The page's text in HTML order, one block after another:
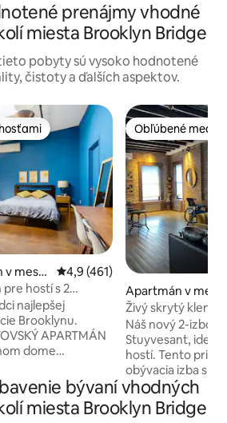
prenájmy vhodné
miesta Brooklyn Bridge
pobyty sú vysoko hodnotené
čistoty a ďalších aspektov.
hosťami
v meste
Priemerné ohodnotenie 4,9 z
4,9 (461)
hostí s 2
moste
najlepšej
Brooklynu.
APARTMÁN
dome
súkromná
pre vaše
zastávka metrom
Obľúbené medzi
Obľúbené medzi
Apartmán v
Živý skrytý klenot
Náš nový 2-
Stuyvesant,
hostí. Tento
obývacia izba s
pohovkou, ktorá
prepojená s
vybavenou plne
bývaní vhodných
miesta Brooklyn Bridge